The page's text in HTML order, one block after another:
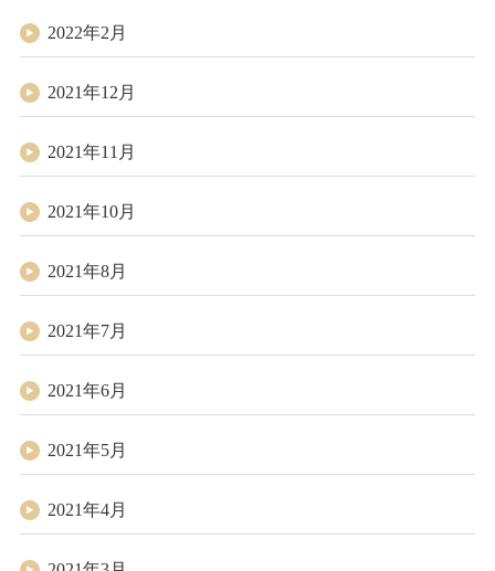
2022年2月
2021年12月
2021年11月
2021年10月
2021年8月
2021年7月
2021年6月
2021年5月
2021年4月